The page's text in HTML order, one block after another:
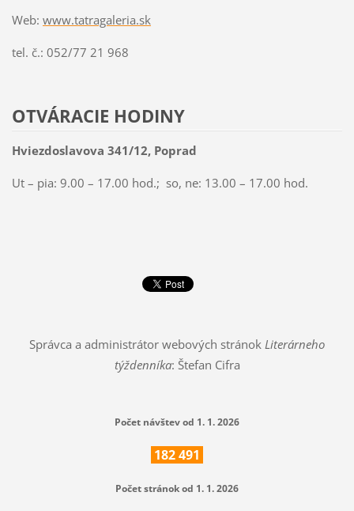
Web: www.tatragaleria.sk
tel. č.: 052/77 21 968
OTVÁRACIE HODINY
Hviezdoslavova 341/12, Poprad
Ut – pia: 9.00 – 17.00 hod.; so, ne: 13.00 – 17.00 hod.
Správca a administrátor webových stránok Literárneho
týždenníka: Štefan Cifra
Počet návštev od 1. 1. 2026
182491
Počet stránok od 1. 1. 2026